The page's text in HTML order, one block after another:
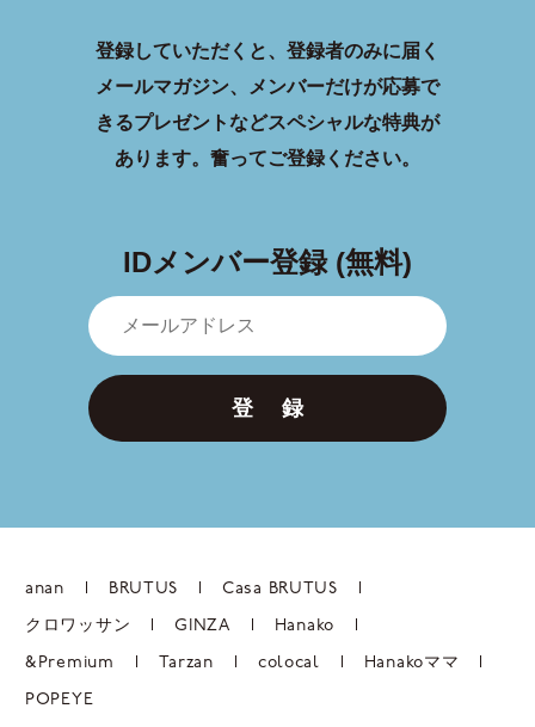
登録していただくと、登録者のみに届く
メールマガジン、メンバーだけが応募で
きるプレゼントなどスペシャルな特典が
あります。 奮ってご登録ください。
IDメンバー登録 (無料)
登 録
anan BRUTUS Casa BRUTUS
クロワッサン GINZA Hanako
&Premium Tarzan colocal Hanakoママ
POPEYE